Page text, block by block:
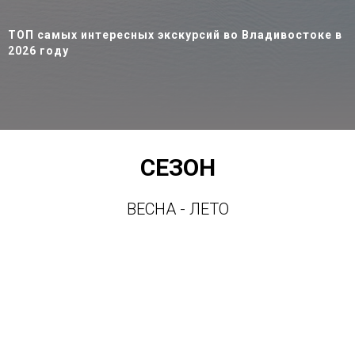
ТОП самых интересных экскурсий во Владивостоке в
2026 году
СЕЗОН
ВЕСНА - ЛЕТО